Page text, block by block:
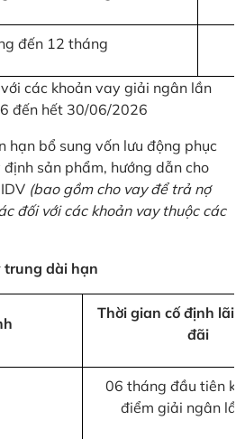
đến 12 tháng
các khoản vay giải ngân lần
đến hết 30/06/2026
hạn bổ sung vốn lưu động phục
định sản phẩm, hướng dẫn cho
(bao gồm cho vay để trả nợ
đối với các khoản vay thuộc các
trung dài hạn
Thời gian cố định lãi
đãi
06 tháng đầu tiên
điểm giải ngân